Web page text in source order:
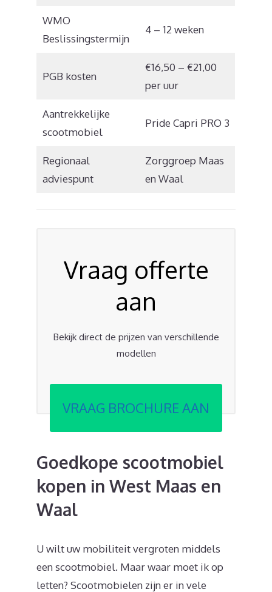
WMO
Beslissingstermijn
4 – 12 weken
PGB kosten
€16,50 – €21,00
per uur
Aantrekkelijke
scootmobiel
Pride Capri PRO 3
Regionaal
adviespunt
Zorggroep Maas
en Waal
Vraag offerte
aan
Bekijk direct de prijzen van verschillende
modellen
VRAAG BROCHURE AAN
Goedkope scootmobiel
kopen in West Maas en
Waal
U wilt uw mobiliteit vergroten middels
een scootmobiel. Maar waar moet ik op
letten? Scootmobielen zijn er in vele